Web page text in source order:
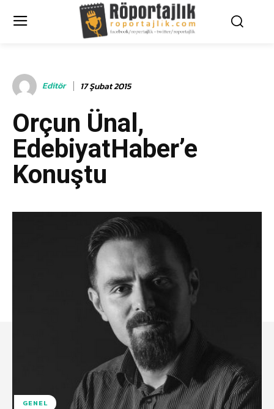
Editör 17 Şubat 2015
Orçun Ünal,
EdebiyatHaber’e
Konuştu
GENEL